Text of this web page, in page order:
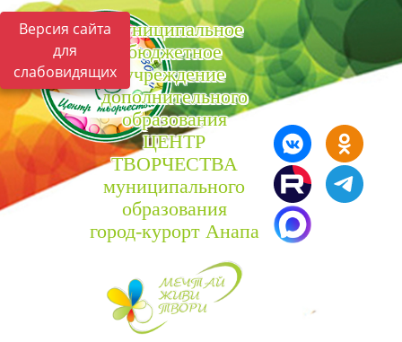
Версия сайта
для
слабовидящих
Муниципальное
бюджетное
учреждение
дополнительного
образования
ЦЕНТР
ТВОРЧЕСТВА
муниципального
образования
город-курорт Анапа